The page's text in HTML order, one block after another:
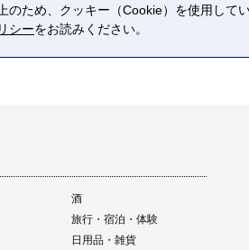
酒
旅行・宿泊・体験
日用品・雑貨
のため、クッキー（Cookie）を使用して
シーをお読みください。